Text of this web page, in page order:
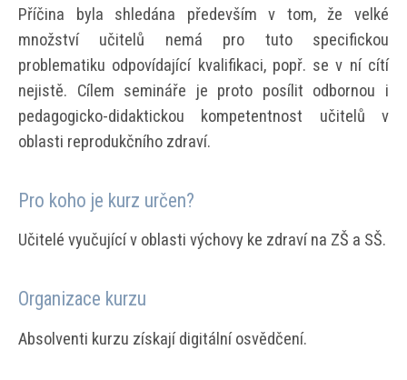
Příčina byla shledána především v tom, že velké
množství učitelů nemá pro tuto specifickou
problematiku odpovídající kvalifikaci, popř. se v ní cítí
nejistě. Cílem semináře je proto posílit odbornou i
pedagogicko-didaktickou kompetentnost učitelů v
oblasti reprodukčního zdraví.
Pro koho je kurz určen?
Učitelé vyučující v oblasti výchovy ke zdraví na ZŠ a SŠ.
Organizace kurzu
Absolventi kurzu získají digitální osvědčení.